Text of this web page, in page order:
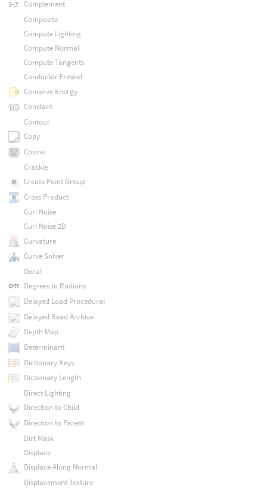
Complement
Composite
Compute Lighting
Compute Normal
Compute Tangents
Conductor Fresnel
Conserve Energy
Constant
Contour
Copy
Cosine
Crackle
Create Point Group
Cross Product
Curl Noise
Curl Noise 2D
Curvature
Curve Solver
Decal
Degrees to Radians
Delayed Load Procedural
Delayed Read Archive
Depth Map
Determinant
Dictionary Keys
Dictionary Length
Direct Lighting
Direction to Child
Direction to Parent
Dirt Mask
Displace
Displace Along Normal
Displacement Texture